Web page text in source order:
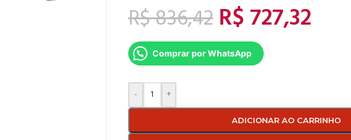
R$836,42 R$727,32
Comprar por WhatsApp
- +
ADICIONAR AO CARRINHO